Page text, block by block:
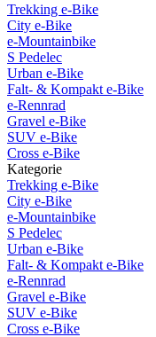
Trekking e-Bike
City e-Bike
e-Mountainbike
S Pedelec
Urban e-Bike
Falt- & Kompakt e-Bike
e-Rennrad
Gravel e-Bike
SUV e-Bike
Cross e-Bike
Kategorie
Trekking e-Bike
City e-Bike
e-Mountainbike
S Pedelec
Urban e-Bike
Falt- & Kompakt e-Bike
e-Rennrad
Gravel e-Bike
SUV e-Bike
Cross e-Bike